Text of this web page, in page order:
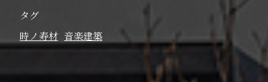
タグ
時ノ寿材 音楽建築